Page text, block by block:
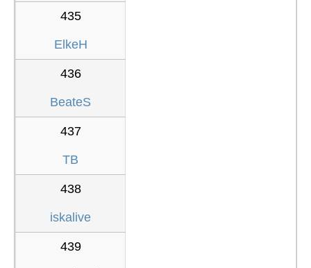
435
ElkeH
436
BeateS
437
TB
438
iskalive
439